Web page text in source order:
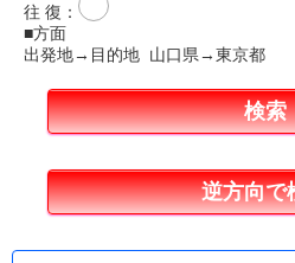
往 復 ：
■方面
出発地→目的地 山口県→東京都